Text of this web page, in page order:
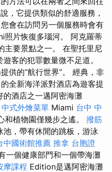
，它提供類似的舒適服務，
會在訪問另一個服務時會有
照片恢復多瑙河。 阿克羅蒂
要景點之一。 在聖托里尼
客的犯罪數量微不足道。
供的“航行世界”。 經典，非
全新海洋派對酒店為遊客提
酒店之一邁阿密海灘
中式外燴菜單 Miami 台中 中
和植物園僅幾步之遙。 撥筋
，帶有休閒的跳板，游泳
中國術館推薦 推拿 台胞證
一個健康部門和一個帶海灘
摩課程 Edition是邁阿密海灘